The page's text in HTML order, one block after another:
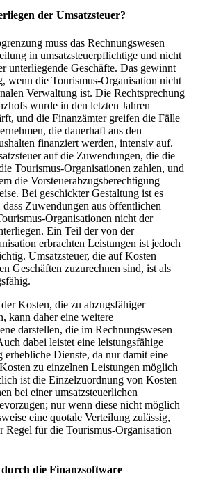
der Umsatzsteuer?
muss das Rechnungswesen
in umsatzsteuerpflichtige und nicht
unterliegende Geschäfte. Das gewinnt
wenn die Tourismus-Organisation nicht
Verwaltung ist. Die Rechtsprechung
wurde in den letzten Jahren
und die Finanzämter greifen die Fälle
die dauerhaft aus den
finanziert werden, intensiv auf.
auf die Zuwendungen, die die
Tourismus-Organisationen zahlen, und
die Vorsteuerabzugsberechtigung
Bei geschickter Gestaltung ist es
Zuwendungen aus öffentlichen
Organisationen nicht der
Ein Teil der von der
erbrachten Leistungen ist jedoch
Umsatzsteuer, die auf Kosten
Geschäften zuzurechnen sind, ist als
Kosten, die zu abzugsfähiger
kann daher eine weitere
darstellen, die im Rechnungswesen
dabei leistet eine leistungsfähige
erhebliche Dienste, da nur damit eine
zu einzelnen Leistungen möglich
ist die Einzelzuordnung von Kosten
bei einer umsatzsteuerlichen
nur wenn diese nicht möglich
eine quotale Verteilung zulässig,
Regel für die Tourismus-Organisation
die Finanzsoftware